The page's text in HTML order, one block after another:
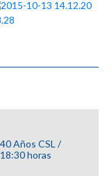
Años CSL /
horas